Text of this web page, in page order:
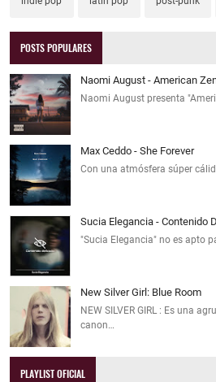
POSTS POPULARES
Naomi August - American
Naomi August presenta
Max Ceddo - She Forever
Con una atmósfera súper
Sucia Elegancia - Contenido
"Sucia Elegancia" no es apto
New Silver Girl: Blue Room
NEW SILVER GIRL : Es una
canon…
PLAYLIST OFICIAL